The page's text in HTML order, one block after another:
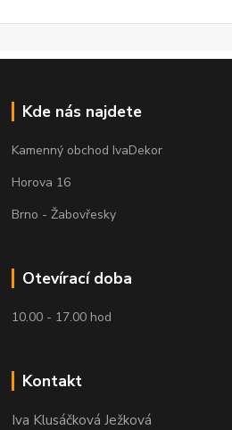
Kde nás najdete
Kamenný obchod IvaDekor
Horova 16
Brno - Žabovřesky
Otevírací doba
10.00 - 17.00 hod
Kontakt
Iva Klusáčková Ježková